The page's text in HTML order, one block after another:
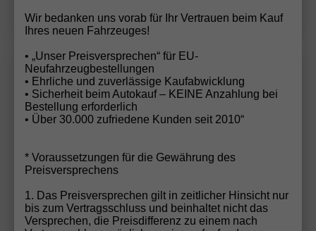
Opel Movano
Cargo Kastenwagen verblecht L2H1 3.3t 2.2 BlueHDi
Wir bedanken uns vorab für Ihr Vertrauen beim Kauf
Ihres neuen Fahrzeuges!
• „Unser Preisversprechen“ für EU-
Neufahrzeugbestellungen
• Ehrliche und zuverlässige Kaufabwicklung
• Sicherheit beim Autokauf – KEINE Anzahlung bei
Bestellung erforderlich
• Über 30.000 zufriedene Kunden seit 2010“
* Voraussetzungen für die Gewährung des
Preisversprechens
1. Das Preisversprechen gilt in zeitlicher Hinsicht nur
bis zum Vertragsschluss und beinhaltet nicht das
Versprechen, die Preisdifferenz zu einem nach